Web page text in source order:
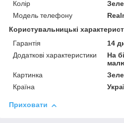
Колір
Модель телефону
Користувальницькі
Гарантія
14
Додаткові характеристики
На
Картинка
Країна
Приховати